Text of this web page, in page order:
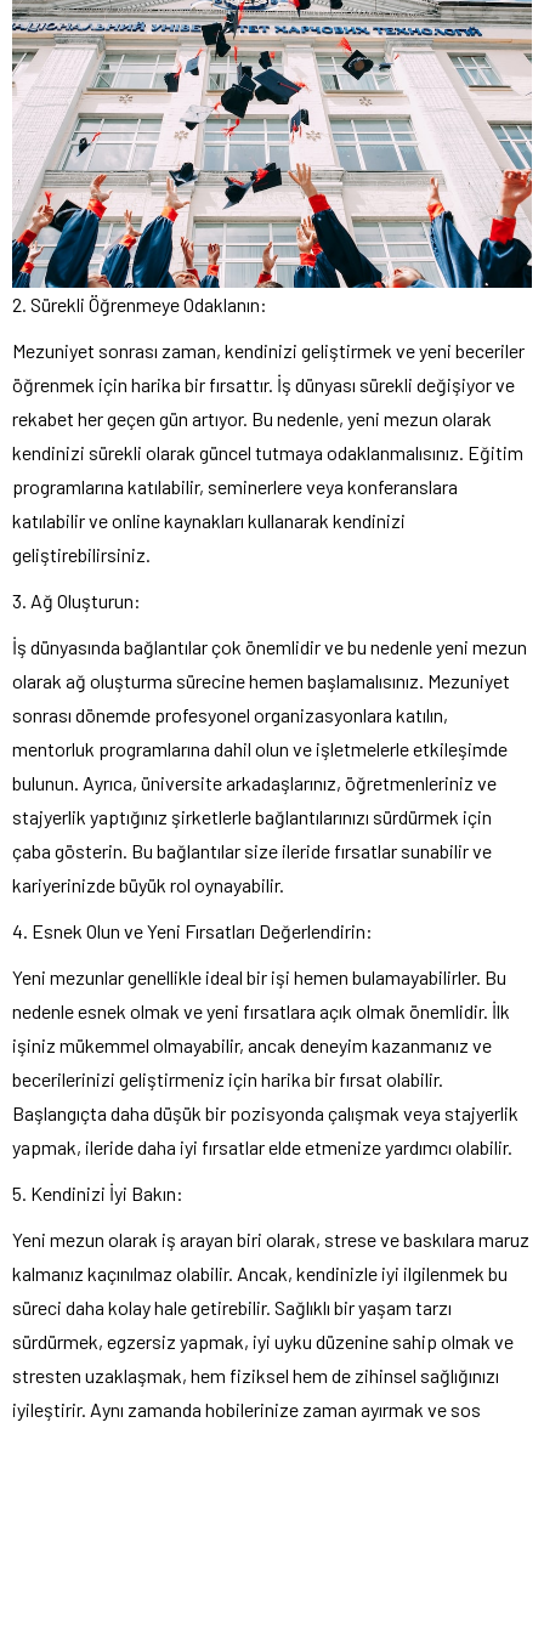
2. Sürekli Öğrenmeye Odaklanın:
Mezuniyet sonrası zaman, kendinizi geliştirmek ve yeni beceriler
öğrenmek için harika bir fırsattır. İş dünyası sürekli değişiyor ve
rekabet her geçen gün artıyor. Bu nedenle, yeni mezun olarak
kendinizi sürekli olarak güncel tutmaya odaklanmalısınız. Eğitim
programlarına katılabilir, seminerlere veya konferanslara
katılabilir ve online kaynakları kullanarak kendinizi
geliştirebilirsiniz.
3. Ağ Oluşturun:
İş dünyasında bağlantılar çok önemlidir ve bu nedenle yeni mezun
olarak ağ oluşturma sürecine hemen başlamalısınız. Mezuniyet
sonrası dönemde profesyonel organizasyonlara katılın,
mentorluk programlarına dahil olun ve işletmelerle etkileşimde
bulunun. Ayrıca, üniversite arkadaşlarınız, öğretmenleriniz ve
stajyerlik yaptığınız şirketlerle bağlantılarınızı sürdürmek için
çaba gösterin. Bu bağlantılar size ileride fırsatlar sunabilir ve
kariyerinizde büyük rol oynayabilir.
4. Esnek Olun ve Yeni Fırsatları Değerlendirin:
Yeni mezunlar genellikle ideal bir işi hemen bulamayabilirler. Bu
nedenle esnek olmak ve yeni fırsatlara açık olmak önemlidir. İlk
işiniz mükemmel olmayabilir, ancak deneyim kazanmanız ve
becerilerinizi geliştirmeniz için harika bir fırsat olabilir.
Başlangıçta daha düşük bir pozisyonda çalışmak veya stajyerlik
yapmak, ileride daha iyi fırsatlar elde etmenize yardımcı olabilir.
5. Kendinizi İyi Bakın:
Yeni mezun olarak iş arayan biri olarak, strese ve baskılara maruz
kalmanız kaçınılmaz olabilir. Ancak, kendinizle iyi ilgilenmek bu
süreci daha kolay hale getirebilir. Sağlıklı bir yaşam tarzı
sürdürmek, egzersiz yapmak, iyi uyku düzenine sahip olmak ve
stresten uzaklaşmak, hem fiziksel hem de zihinsel sağlığınızı
iyileştirir. Aynı zamanda hobilerinize zaman ayırmak ve sos